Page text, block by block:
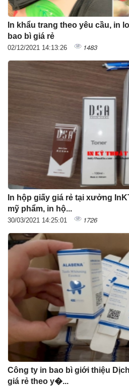
In khẩu trang theo yêu cầu, in
bao bì giá rẻ
02/12/2021 14:13:26 1483
In hộp giấy giá rẻ tại xưởng
mỹ phẩm, in hộ...
30/03/2021 14:25:01 1726
Công ty in bao bì giới thiệu
giá rẻ theo y�...